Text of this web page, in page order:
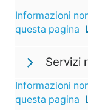
Informazioni
questa pagina
Servizi
Informazioni
questa pagina